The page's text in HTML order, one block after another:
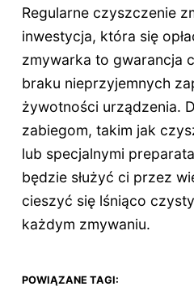
Regularne czyszczenie
inwestycja, która się
zmywarka to gwarancja
braku nieprzyjemnych
żywotności urządzenia.
zabiegom, takim jak
lub specjalnymi
będzie służyć ci przez
cieszyć się lśniąco
każdym zmywaniu.
POWIĄZANE TAGI: